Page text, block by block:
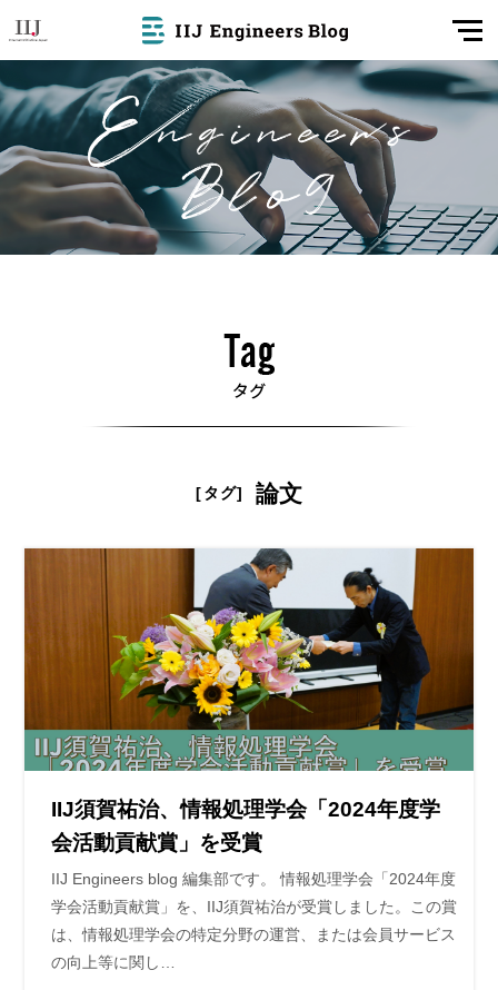
[タグ] 論文
IIJ須賀祐治、情報処理学会「2024年度学
会活動貢献賞」を受賞
IIJ Engineers blog 編集部です。 情報処理学会「2024年度
学会活動貢献賞」を、IIJ須賀祐治が受賞しました。この賞
は、情報処理学会の特定分野の運営、または会員サービス
の向上等に関し…